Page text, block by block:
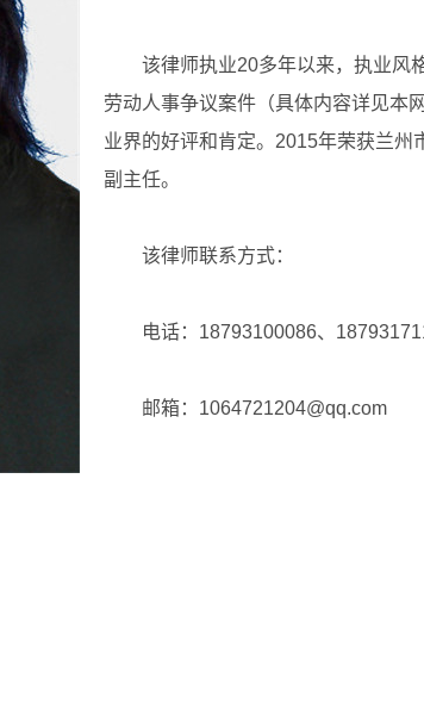
该律师执业20多年以来，执业风格
劳动人事争议案件（具体内容详见本
业界的好评和肯定。2015年荣获兰州
副主任。
该律师联系方式：
电话：18793100086、
邮箱：1064721204@qq.com